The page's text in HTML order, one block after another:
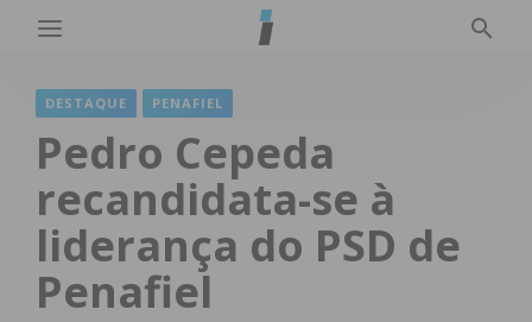
DESTAQUE PENAFIEL
Pedro Cepeda
recandidata-se à
liderança do PSD de
Penafiel